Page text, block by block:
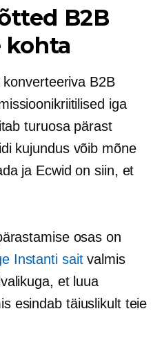
B2B
kohta
B2B
iga
turuosa pärast
kujundus võib mõne
ja Ecwid on siin, et
osas on
Instanti saitvalmis
et luua
esindab täiuslikult teie